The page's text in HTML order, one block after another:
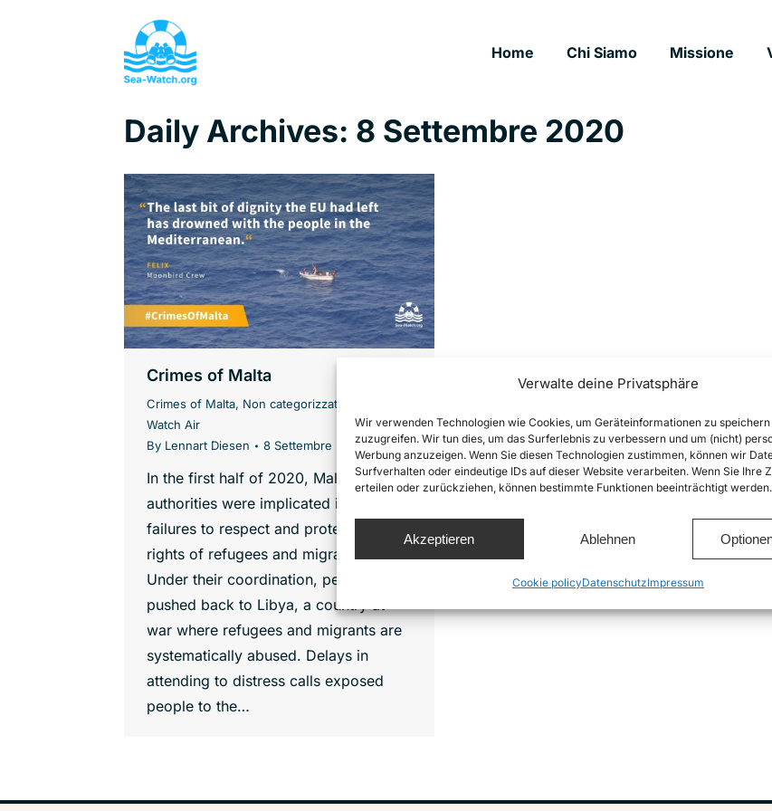
Verwalte deine Privatsphäre
Wir verwenden Technologien wie Cookies, um Geräteinformationen zu
zuzugreifen. Wir tun dies, um das Surferlebnis zu verbessern und um (nicht)
Werbung anzuzeigen. Wenn Sie diesen Technologien zustimmen, können wir
Surfverhalten oder eindeutige IDs auf dieser Website verarbeiten. Wenn Sie Ihre
erteilen oder zurückziehen, können bestimmte Funktionen beeinträchtigt werden.
Akzeptieren Ablehnen
Cookie policyDatenschutzImpressum
Home Chi Siamo Missione
Daily Archives: 8 Settembre 2020
Crimes of Malta
Crimes of Malta, Non categorizzato
Watch Air
By Lennart Diesen 8 Settembre 2020
In the first half of 2020, Maltese
authorities were implicated in multiple
failures to respect and protect the
rights of refugees and migrants at sea.
Under their coordination, people were
pushed back to Libya, a country at
war where refugees and migrants are
systematically abused. Delays in
attending to distress calls exposed
people to the…